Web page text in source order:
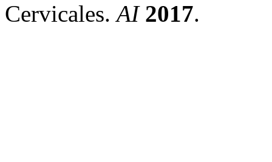
Cervicales.AI 2017.